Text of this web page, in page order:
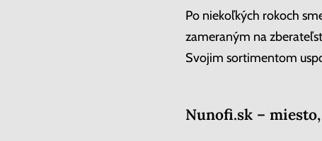
Po niekoľkých rokoch
zameraným na
Svojim sortimentom
Nunofi.sk –